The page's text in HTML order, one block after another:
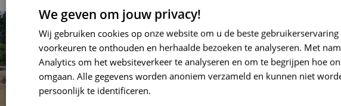
We geven om jouw privacy!
Wij gebruiken cookies op onze website om u de beste
voorkeuren te onthouden en herhaalde bezoeken te analyseren. Met
Analytics om het websiteverkeer te analyseren en om te begrijpen hoe
omgaan. Alle gegevens worden anoniem verzameld en kunnen niet
persoonlijk te identificeren.